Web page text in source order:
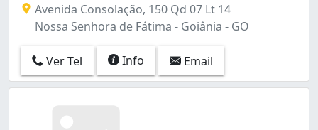
Avenida Consolação, 150 Qd 07 Lt 14
Nossa Senhora de Fátima - Goiânia - GO
Ver Tel Info Email